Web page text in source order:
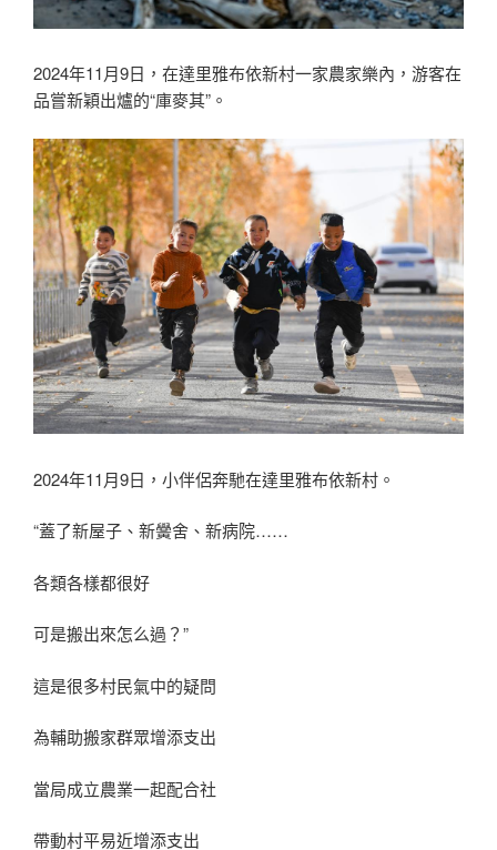
2024年11月9日，在達里雅布依新村一家農家樂內，游客在
品嘗新穎出爐的“庫麥其”。
2024年11月9日，小伴侶奔馳在達里雅布依新村。
“蓋了新屋子、新黌舍、新病院……
各類各樣都很好
可是搬出來怎么過？”
這是很多村民氣中的疑問
為輔助搬家群眾增添支出
當局成立農業一起配合社
帶動村平易近增添支出